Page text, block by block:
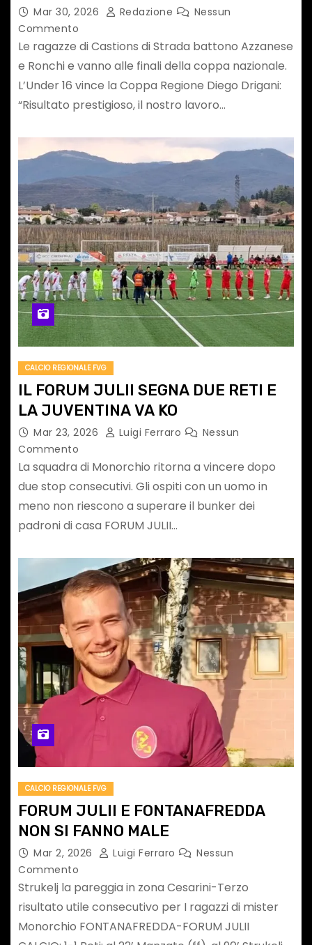
Mar 30, 2026 Redazione
Nessun
Commento
Le ragazze di Castions di Strada battono Azzanese
e Ronchi e vanno alle finali della coppa nazionale.
L’Under 16 vince la Coppa Regione Diego Drigani:
“Risultato prestigioso, il nostro lavoro…
CALCIO REGIONALE FVG
IL FORUM JULII SEGNA DUE RETI E
LA JUVENTINA VA KO
Mar 23, 2026 Luigi Ferraro
Nessun
Commento
La squadra di Monorchio ritorna a vincere dopo
due stop consecutivi. Gli ospiti con un uomo in
meno non riescono a superare il bunker dei
padroni di casa FORUM JULII…
CALCIO REGIONALE FVG
FORUM JULII E FONTANAFREDDA
NON SI FANNO MALE
Mar 2, 2026 Luigi Ferraro
Nessun
Commento
Strukelj la pareggia in zona Cesarini-Terzo
risultato utile consecutivo per I ragazzi di mister
Monorchio FONTANAFREDDA-FORUM JULII